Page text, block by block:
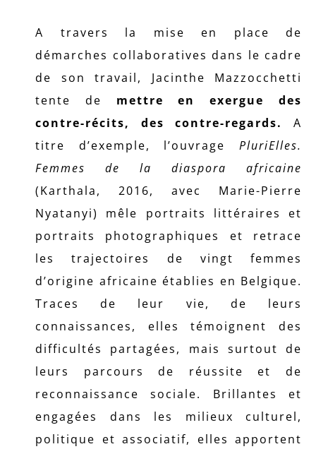
A travers la mise en place de
démarches collaboratives dans le cadre
de son travail, Jacinthe Mazzocchetti
tente de mettre en exergue des
contre-récits, des contre-regards.
A
titre d’exemple, l’ouvrage PluriElles.
Femmes de la diaspora africaine
(Karthala, 2016, avec Marie-Pierre
Nyatanyi) mêle portraits littéraires et
portraits photographiques et retrace
les trajectoires de vingt femmes
d’origine africaine établies en Belgique.
Traces de leur vie, de leurs
connaissances, elles témoignent des
difficultés partagées, mais surtout de
leurs parcours de réussite et de
reconnaissance sociale. Brillantes et
engagées dans les milieux culturel,
politique et associatif, elles apportent